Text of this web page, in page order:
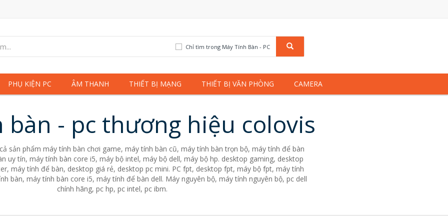
Chỉ tìm trong Máy Tính Bàn - PC
PHỤ KIỆN PC ÂM THANH THIẾT BỊ MẠNG THIẾT BỊ VĂN PHÒNG CAMERA
bàn - pc thương hiệu colovis
sản phẩm máy tính bàn chơi game, máy tính bàn cũ, máy tính bàn trọn bộ, máy tính để bàn
uy tín, máy tính bàn core i5, máy bộ intel, máy bộ dell, máy bộ hp. desktop gaming, desktop
máy tính để bàn, desktop giá rẻ, desktop pc mini. PC fpt, desktop fpt, máy bộ fpt, máy tính
bàn, máy tính bàn core i5, máy tính để bàn dell. Máy nguyên bộ, máy tính nguyên bộ, pc dell
chính hãng, pc hp, pc intel, pc ibm.